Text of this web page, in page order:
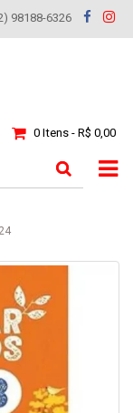
98188-6326
0 Itens - R$ 0,00